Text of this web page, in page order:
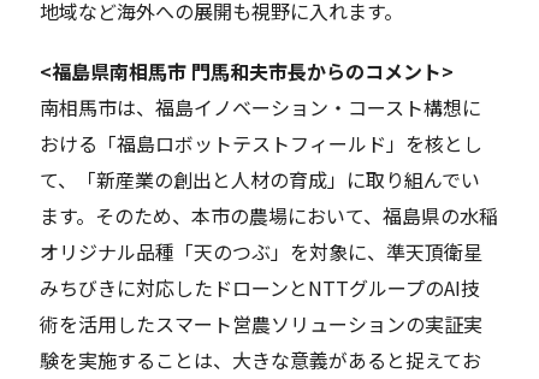
地域など海外への展開も視野に入れます。
<福島県南相馬市 門馬和夫市長からのコメント>
南相馬市は、福島イノベーション・コースト構想に
おける「福島ロボットテストフィールド」を核とし
て、「新産業の創出と人材の育成」に取り組んでい
ます。そのため、本市の農場において、福島県の水稲
オリジナル品種「天のつぶ」を対象に、準天頂衛星
みちびきに対応したドローンとNTTグループのAI技
術を活用したスマート営農ソリューションの実証実
験を実施することは、大きな意義があると捉えてお